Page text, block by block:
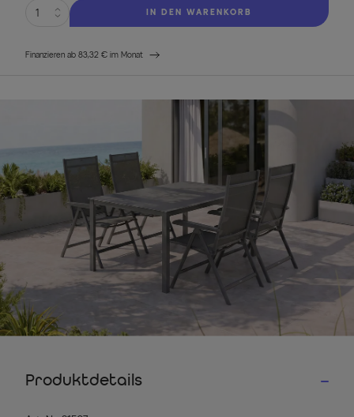
IN DEN WARENKORB
Finanzieren ab 83,32 € im Monat
Produktdetails